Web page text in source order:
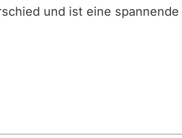
und ist eine